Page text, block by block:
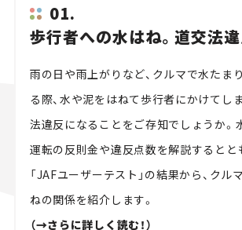
01.
歩行者への水はね。道交法
雨の日や雨上がりなど、クルマで水たま
る際、水や泥をはねて歩行者にかけてし
法違反になることをご存知でしょうか。
運転の反則金や違反点数を解説するとと
「JAFユーザーテスト」の結果から、クル
ねの関係を紹介します。
（→さらに詳しく読む！）